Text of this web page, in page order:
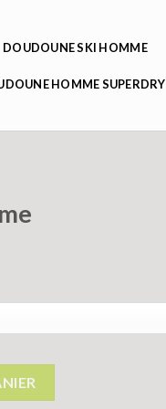
DOUDOUNE SKI HOMME
HOMME SUPERDRY